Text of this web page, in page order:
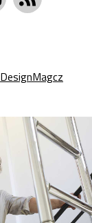
DesignMagcz